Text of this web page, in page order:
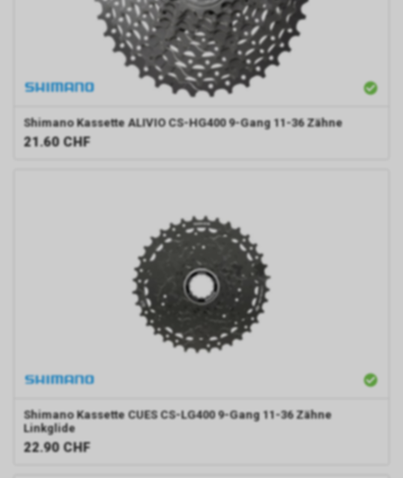
Shimano Kassette ALIVIO CS-HG400 9-Gang 11-36 Zähne
21.60 CHF
Shimano Kassette CUES CS-LG400 9-Gang 11-36 Zähne
Linkglide
22.90 CHF